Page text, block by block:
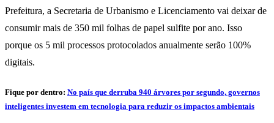
Prefeitura, a Secretaria de Urbanismo e Licenciamento vai deixar de
consumir mais de 350 mil folhas de papel sulfite por ano. Isso
porque os 5 mil processos protocolados anualmente serão 100%
digitais.
Fique por dentro: No país que derruba 940 árvores por segundo, governos
inteligentes investem em tecnologia para reduzir os impactos ambientais